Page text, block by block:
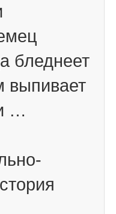
бледнеет
выпивает
…